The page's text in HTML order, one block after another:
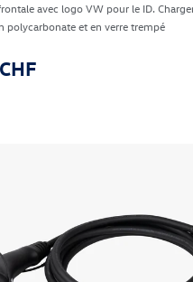
avec logo VW pour le ID.
polycarbonate et en verre trempé